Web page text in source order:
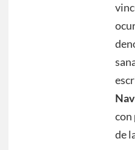
con
de